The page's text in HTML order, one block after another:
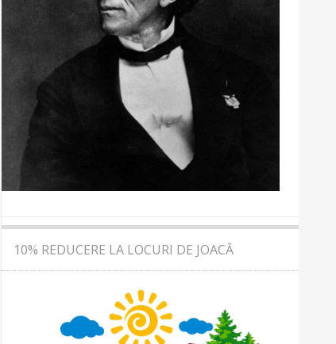
10% REDUCERE LA LOCURI DE JOACĂ